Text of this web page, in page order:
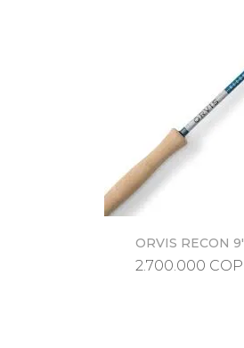
Vista rápida
ORVIS RECON 9'
Precio
2.700.000 COP